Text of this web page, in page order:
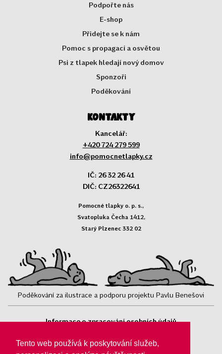
Tento web používá k poskytování služeb,
Podpořte nás
E-shop
Přidejte se k nám
Pomoc s propagací a osvětou
Psi z tlapek hledají nový domov
Sponzoři
Poděkování
Kontakty
Kancelář:
+420 724 279 599
info@pomocnetlapky.cz
IČ: 26 32 26 41
DIČ: CZ26322641
Pomocné tlapky o. p. s.,
Svatopluka Čecha 1412,
Starý Plzenec 332 02
Poděkování za ilustrace a podporu projektu Pavlu Benešovi
Informace o zpracování osobních údajů
Sledujte nás: